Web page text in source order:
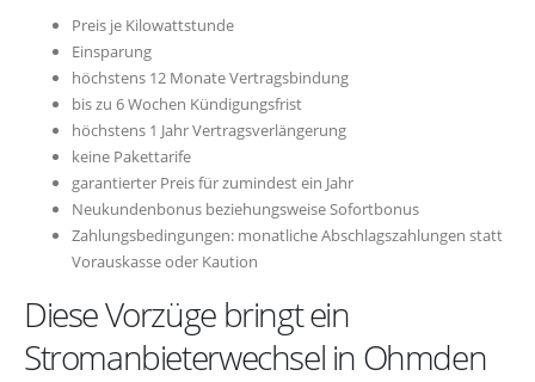
Preis je Kilowattstunde
Einsparung
höchstens 12 Monate Vertragsbindung
bis zu 6 Wochen Kündigungsfrist
höchstens 1 Jahr Vertragsverlängerung
keine Pakettarife
garantierter Preis für zumindest ein Jahr
Neukundenbonus beziehungsweise Sofortbonus
Zahlungsbedingungen: monatliche Abschlagszahlungen statt
Vorauskasse oder Kaution
Diese Vorzüge bringt ein
Stromanbieterwechsel in Ohmden